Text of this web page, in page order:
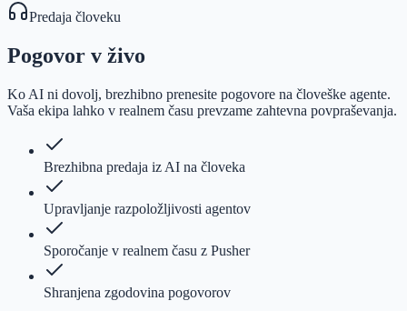
Predaja človeku
Pogovor v živo
Ko AI ni dovolj, brezhibno prenesite pogovore na človeške agente.
Vaša ekipa lahko v realnem času prevzame zahtevna povpraševanja.
Brezhibna predaja iz AI na človeka
Upravljanje razpoložljivosti agentov
Sporočanje v realnem času z Pusher
Shranjena zgodovina pogovorov